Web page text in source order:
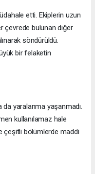
etti. Ekiplerin uzun
çevrede bulunan diğer
söndürüldü.
bir felaketin
da yaralanma yaşanmadı.
kullanılamaz hale
çeşitli bölümlerde maddi